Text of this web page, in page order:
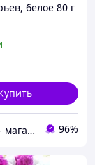
белое 80 г
Интернет- магазин "Праздник-shop" 96%